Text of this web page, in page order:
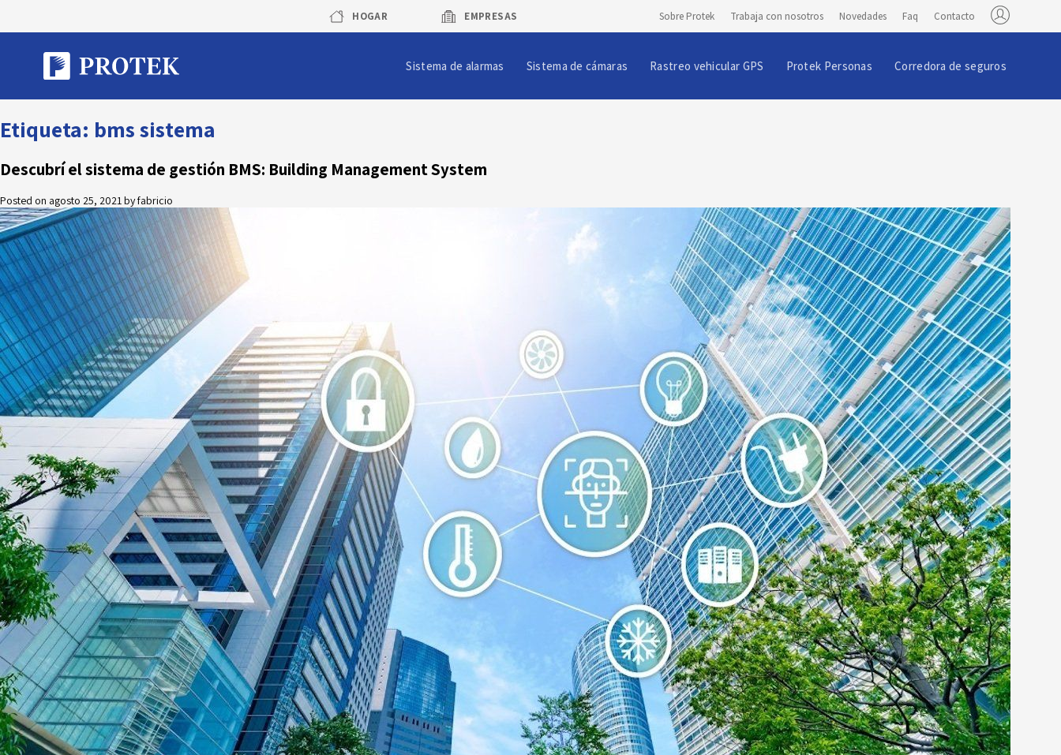
content
HOGAR EMPRESAS Sobre Protek Trabaja con nosotros Novedades Faq Contacto
Sistema de alarmas Sistema de cámaras Rastreo vehicular GPS Protek Personas Corredora de seguros
Etiqueta: bms sistema
Descubrí el sistema de gestión BMS: Building Management System
Posted on agosto 25, 2021byfabricio